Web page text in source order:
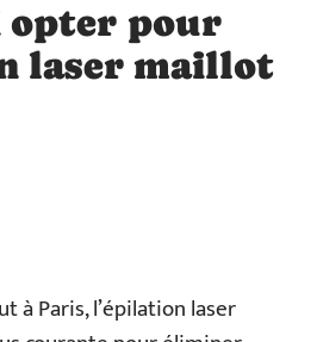
opter pour
laser maillot
à Paris, l’épilation laser